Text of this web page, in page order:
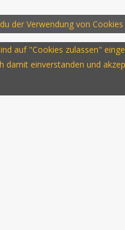
der Verwendung von
auf "Cookies zulassen"
einverstanden und